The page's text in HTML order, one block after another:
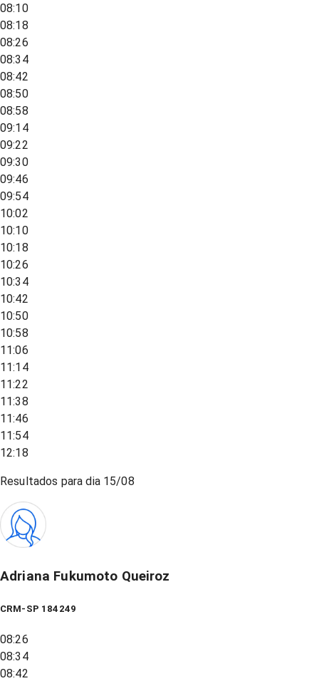
08:10
08:18
08:26
08:34
08:42
08:50
08:58
09:14
09:22
09:30
09:46
09:54
10:02
10:10
10:18
10:26
10:34
10:42
10:50
10:58
11:06
11:14
11:22
11:38
11:46
11:54
12:18
Resultados para dia 15/08
Adriana Fukumoto Queiroz
CRM-SP 184249
08:26
08:34
08:42